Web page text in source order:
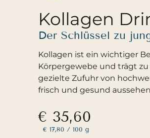
Kollagen
Der Schlüssel zu
Kollagen ist ein wichtiger
Körpergewebe und trägt
gezielte Zufuhr von
frisch und gesund
€ 35,60
€ 17,80 / 100 g